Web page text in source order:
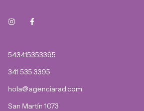
543415353395
341 535 3395
hola@agenciarad.com
San Martín 1073